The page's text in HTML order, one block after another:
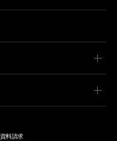
資料請求